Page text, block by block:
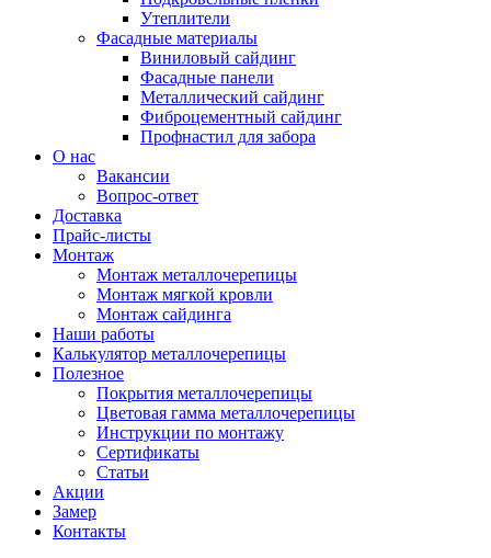
Утеплители
Фасадные материалы
Виниловый сайдинг
Фасадные панели
Металлический сайдинг
Фиброцементный сайдинг
Профнастил для забора
О нас
Вакансии
Вопрос-ответ
Доставка
Прайс-листы
Монтаж
Монтаж металлочерепицы
Монтаж мягкой кровли
Монтаж сайдинга
Наши работы
Калькулятор металлочерепицы
Полезное
Покрытия металлочерепицы
Цветовая гамма металлочерепицы
Инструкции по монтажу
Сертификаты
Статьи
Акции
Замер
Контакты